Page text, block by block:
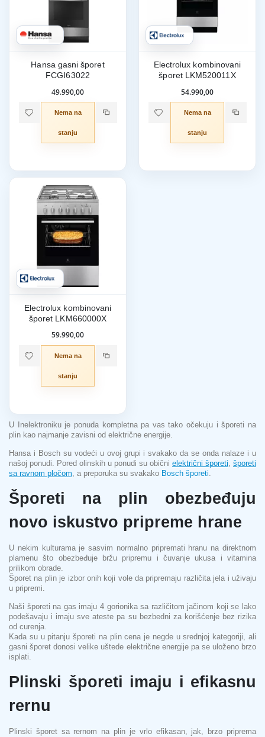
Hansa gasni šporet
FCGI63022
49.990,00
Nema na
stanju
Electrolux kombinovani
šporet LKM520011X
54.990,00
Nema na
stanju
Electrolux kombinovani
šporet LKM660000X
59.990,00
Nema na
stanju
U Inelektroniku je ponuda kompletna pa vas tako očekuju i šporeti na
plin kao najmanje zavisni od električne energije.
Hansa i Bosch su vodeći u ovoj grupi i svakako da se onda nalaze i u
našoj ponudi. Pored olinskih u ponudi su obični električni šporeti
šporeti
sa ravnom pločom , a preporuka su svakako Bosch šporeti
Šporeti na plin obezbeđuju
novo iskustvo pripreme hrane
U nekim kulturama je sasvim normalno pripremati hranu na direktnom
plamenu što obezbeđuje bržu pripremu i čuvanje ukusa i vitamina
prilikom obrade.
Šporet na plin je izbor onih koji vole da pripremaju različita jela i uživaju
u pripremi.
Naši šporeti na gas imaju 4 gorionika sa različitom jačinom koji se lako
podešavaju i imaju sve ateste pa su bezbedni za korišćenje bez rizika
od curenja.
Kada su u pitanju šporeti na plin cena je negde u srednjoj kategoriji, ali
gasni šporet donosi velike uštede električne energije pa se uloženo brzo
isplati.
Plinski šporeti imaju i efikasnu
rernu
Plinski šporet sa rernom na plin je vrlo efikasan, jak, brzo priprema